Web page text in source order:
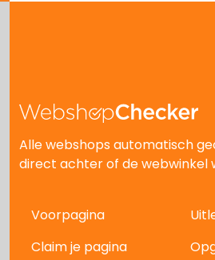
Alle webshops automatisch
direct achter of de webwinkel
Voorpagina
Claim je pagina